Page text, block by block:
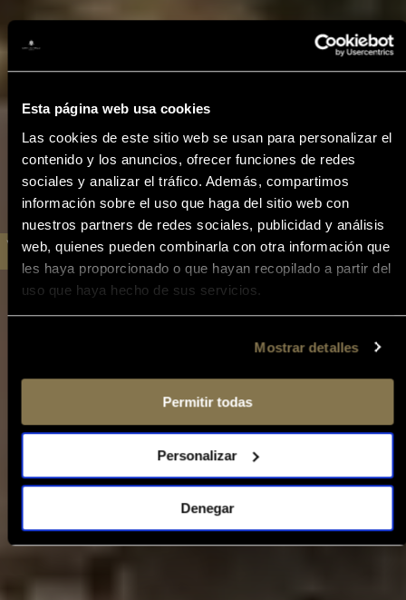
Esta página web usa cookies
Las cookies de este sitio web se usan para personalizar el
contenido y los anuncios, ofrecer funciones de redes
sociales y analizar el tráfico. Además, compartimos
información sobre el uso que haga del sitio web con
nuestros partners de redes sociales, publicidad y análisis
web, quienes pueden combinarla con otra información que
les haya proporcionado o que hayan recopilado a partir del
uso que haya hecho de sus servicios.
Mostrar detalles
Permitir todas
Personalizar
Denegar